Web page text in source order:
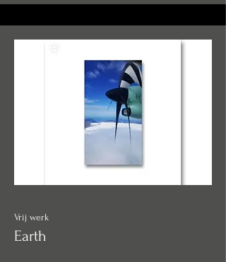
Vrij werk
Earth